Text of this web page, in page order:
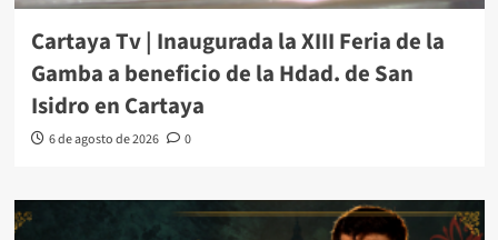
Cartaya Tv | Inaugurada la XIII Feria de la
Gamba a beneficio de la Hdad. de San
Isidro en Cartaya
6 de agosto de 2026 0